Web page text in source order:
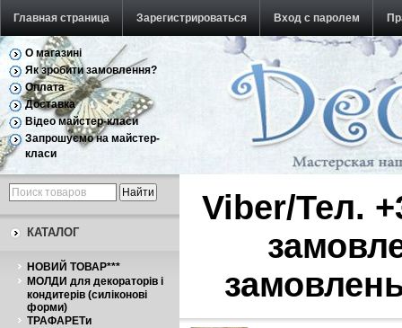
Главная страница Зарегистрироваться Вход с паролем
Обратная связь
О магазині
Як зробити замовлення?
Оплата
Доставка
Відео майстер-класи
Запрошуємо на майстер-
класи
КАТАЛОГ
НОВИЙ ТОВАР***
МОЛДИ для декораторів і
кондитерів (силіконові
форми)
ТРАФАРЕТи
Viber/Тел.